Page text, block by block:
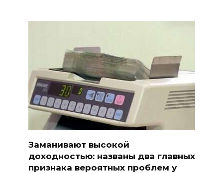
Заманивают высокой
доходностью: названы два главных
признака вероятных проблем у